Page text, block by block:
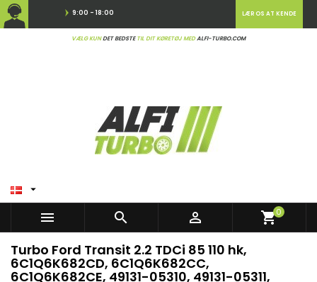
9:00 - 18:00
VÆLG KUNDET BEDSTETIL DIT KØRETØJ MEDALFI-TURBO.COM
LÆR OS AT KENDE

   shopping_cart0
Turbo Ford Transit 2.2 TDCi 85 110 hk,
6C1Q6K682CD, 6C1Q6K682CC,
6C1Q6K682CE, 49131-05310, 49131-05311,